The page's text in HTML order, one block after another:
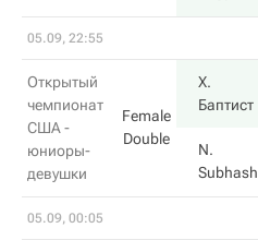
05.09, 22:55
Открытый
чемпионат
США -
юниоры-
девушки
Female
Double
Х.
Баптист
N.
Subhash
05.09, 00:05